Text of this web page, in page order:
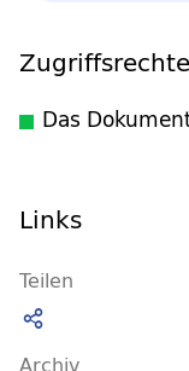
Zugriffsrechte
Das
Links
Teilen